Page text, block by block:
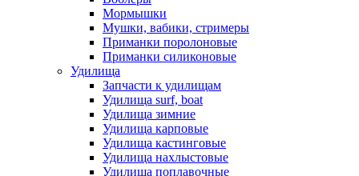
Мормышки
Мушки, вабики, стримеры
Приманки поролоновые
Приманки силиконовые
Удилища
Запчасти к удилищам
Удилища surf, boat
Удилища зимние
Удилища карповые
Удилища кастинговые
Удилища нахлыстовые
Удилища поплавочные